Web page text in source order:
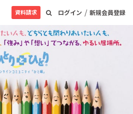
ログイン / 新規会員登録
資料請求